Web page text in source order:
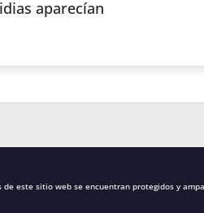
aparecían
de este sitio web se encuentran protegidos y